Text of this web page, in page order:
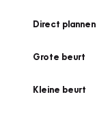
Direct plannen
Grote beurt
Kleine beurt